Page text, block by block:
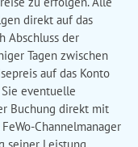
direkt auf das
Abschluss der
Tagen zwischen
auf das Konto
eventuelle
Buchung direkt mit
Channelmanager